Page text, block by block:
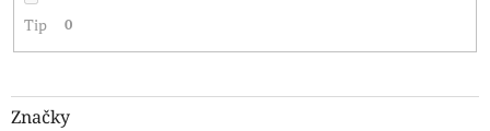
Tip 0
Značky